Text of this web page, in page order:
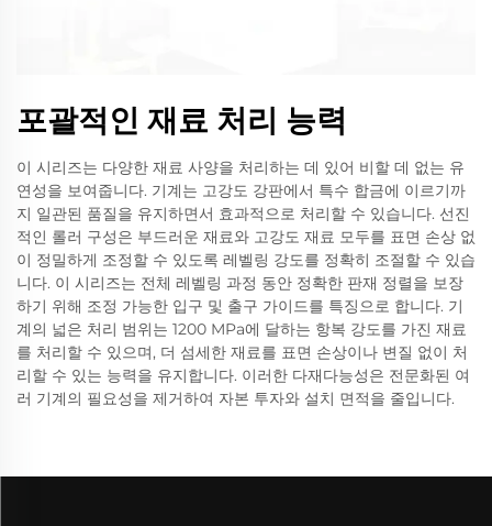
포괄적인 재료 처리 능력
이 시리즈는 다양한 재료 사양을 처리하는 데 있어 비할 데 없는 유
연성을 보여줍니다. 기계는 고강도 강판에서 특수 합금에 이르기까
지 일관된 품질을 유지하면서 효과적으로 처리할 수 있습니다. 선진
적인 롤러 구성은 부드러운 재료와 고강도 재료 모두를 표면 손상 없
이 정밀하게 조정할 수 있도록 레벨링 강도를 정확히 조절할 수 있습
니다. 이 시리즈는 전체 레벨링 과정 동안 정확한 판재 정렬을 보장
하기 위해 조정 가능한 입구 및 출구 가이드를 특징으로 합니다. 기
계의 넓은 처리 범위는 1200 MPa에 달하는 항복 강도를 가진 재료
를 처리할 수 있으며, 더 섬세한 재료를 표면 손상이나 변질 없이 처
리할 수 있는 능력을 유지합니다. 이러한 다재다능성은 전문화된 여
러 기계의 필요성을 제거하여 자본 투자와 설치 면적을 줄입니다.